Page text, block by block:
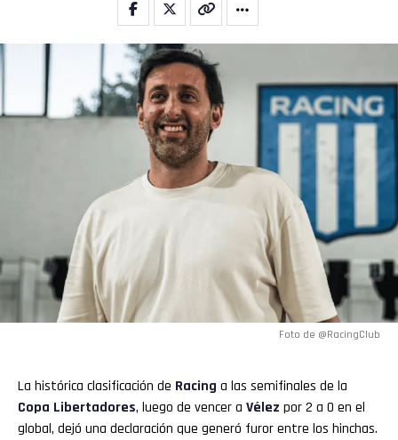
Foto de @RacingClub
La histórica clasificación de Racing a las semifinales de la
Copa Libertadores, luego de vencer a Vélez por 2 a 0 en el
global, dejó una declaración que generó furor entre los hinchas.